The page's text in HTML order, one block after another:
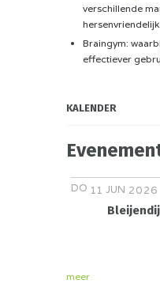
verschillende
Braingym:
effectiever
KALENDER
DO 11 JUN 2026
meer